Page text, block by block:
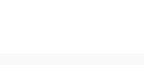
/ Largura